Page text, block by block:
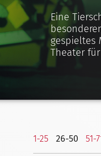
Eine
gespieltes
Theater für
1-25 26-50 51-